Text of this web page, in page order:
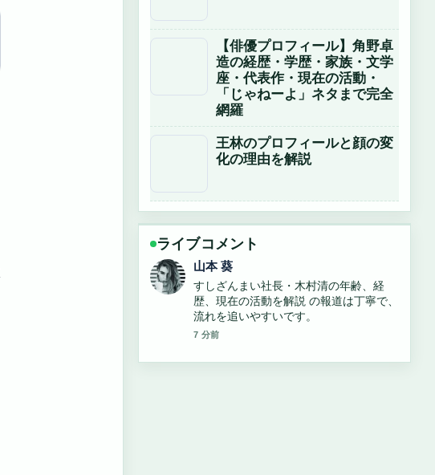
【俳優プロフィール】角野卓
造の経歴・学歴・家族・文学
座・代表作・現在の活動・
「じゃねーよ」ネタまで完全
網羅
王林のプロフィールと顔の変
化の理由を解説
ライブコメント
加藤 海斗
「みんな」と「皆」の違いとは？正しい
漢字表記と読み方を徹底解説 周辺の検証
がしっかりしていて安心感があります。
9 分前